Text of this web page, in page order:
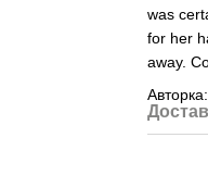
was
for her
away.